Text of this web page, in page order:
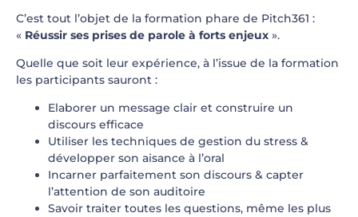
C’est tout l’objet de la formation phare de Pitch361 :
« Réussir ses prises de parole à forts enjeux ».
Quelle que soit leur expérience, à l’issue de la formation
les participants sauront :
Elaborer un message clair et construire un
discours efficace
Utiliser les techniques de gestion du stress &
développer son aisance à l’oral
Incarner parfaitement son discours & capter
l’attention de son auditoire
Savoir traiter toutes les questions, même les plus